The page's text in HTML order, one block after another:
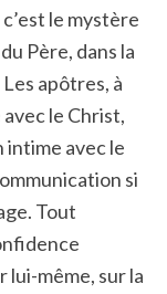
le mystère
Père, dans la
apôtres, à
le Christ,
intime avec le
si
Tout
lui-même, sur la